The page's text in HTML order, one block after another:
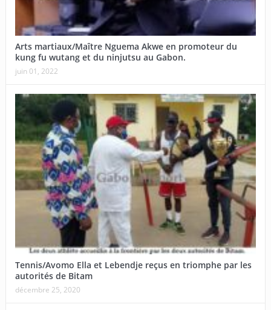
Arts martiaux/Maître Nguema Akwe en promoteur du
kung fu wutang et du ninjutsu au Gabon.
juin 01, 2022
Tennis/Avomo Ella et Lebendje reçus en triomphe par les
autorités de Bitam
décembre 25, 2020